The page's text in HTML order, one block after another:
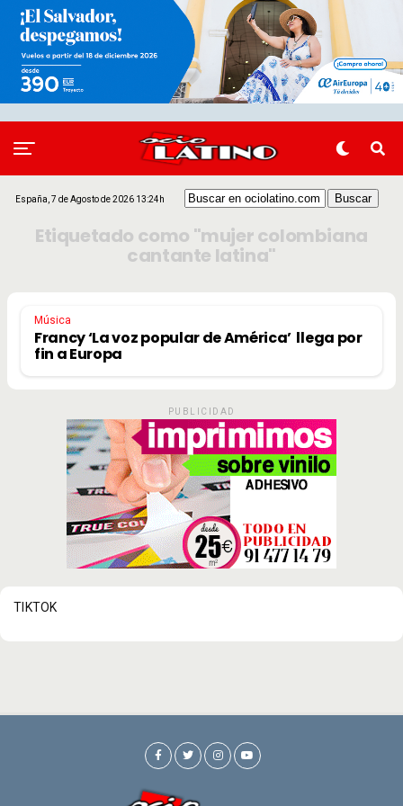
España, 7 de Agosto de 2026 13:24h
Etiquetado como "mujer colombiana
cantante latina"
Música
Francy ‘La voz popular de América’ llega por
fin a Europa
PUBLICIDAD
TIKTOK